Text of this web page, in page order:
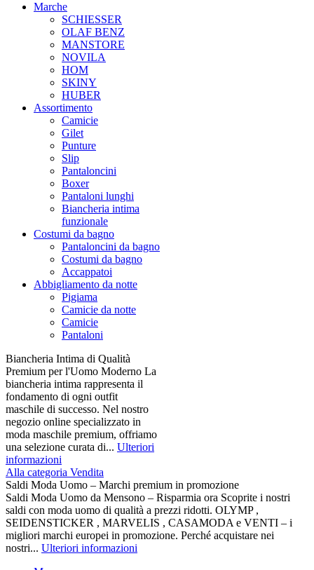
Marche
SCHIESSER
OLAF BENZ
MANSTORE
NOVILA
HOM
SKINY
HUBER
Assortimento
Camicie
Gilet
Punture
Slip
Pantaloncini
Boxer
Pantaloni lunghi
Biancheria intima
funzionale
Costumi da bagno
Pantaloncini da bagno
Costumi da bagno
Accappatoi
Abbigliamento da notte
Pigiama
Camicie da notte
Camicie
Pantaloni
Biancheria Intima di Qualità
Premium per l'Uomo Moderno La
biancheria intima rappresenta il
fondamento di ogni outfit
maschile di successo. Nel nostro
negozio online specializzato in
moda maschile premium, offriamo
una selezione curata di... Ulteriori
informazioni
Alla categoria Vendita
Saldi Moda Uomo – Marchi premium in promozione
Saldi Moda Uomo da Mensono – Risparmia ora Scoprite i nostri
saldi con moda uomo di qualità a prezzi ridotti. OLYMP ,
SEIDENSTICKER , MARVELIS , CASAMODA e VENTI – i
migliori marchi europei in promozione. Perché acquistare nei
nostri... Ulteriori informazioni